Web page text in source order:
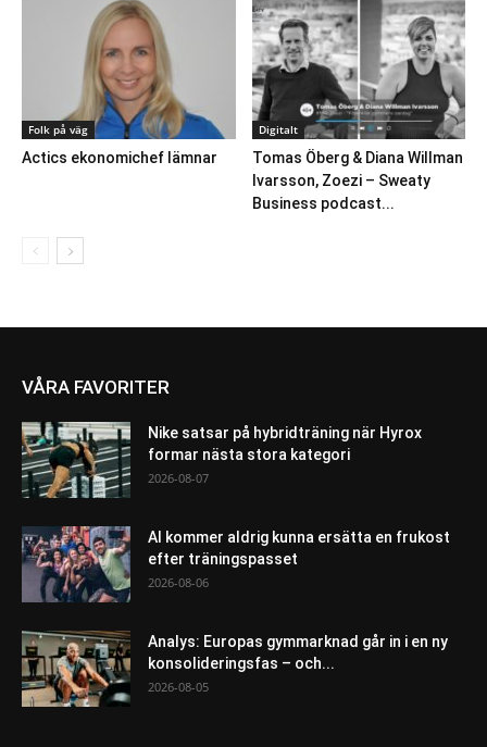
Folk på väg
Actics ekonomichef lämnar
Digitalt
Tomas Öberg & Diana Willman
Ivarsson, Zoezi – Sweaty
Business podcast...
VÅRA FAVORITER
Nike satsar på hybridträning när Hyrox
formar nästa stora kategori
2026-08-07
AI kommer aldrig kunna ersätta en frukost
efter träningspasset
2026-08-06
Analys: Europas gymmarknad går in i en ny
konsolideringsfas – och...
2026-08-05